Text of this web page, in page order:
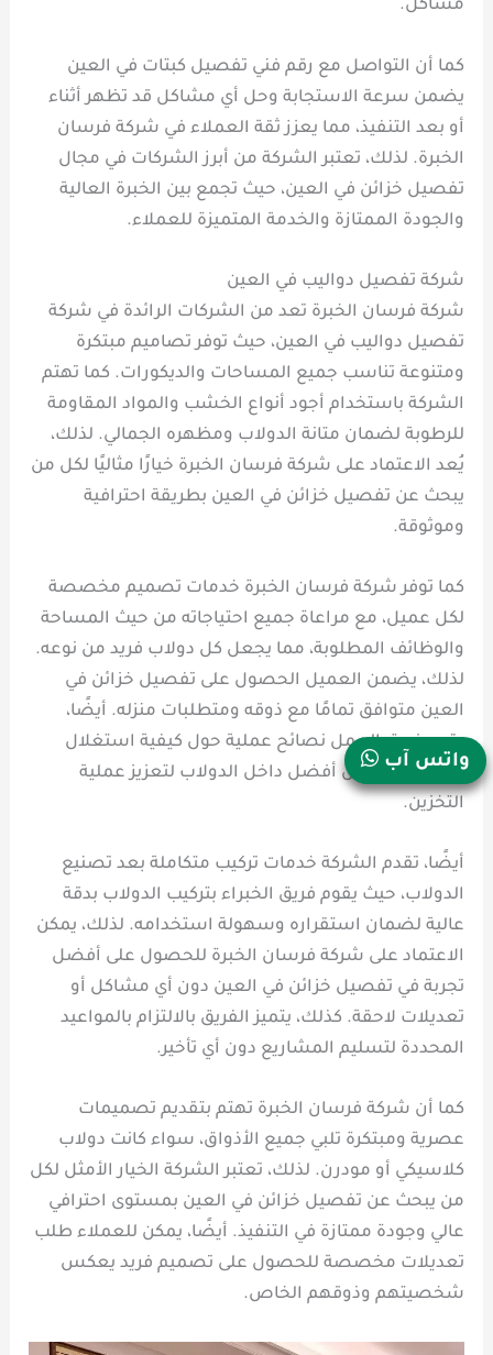
مشاكل.
كما أن التواصل مع رقم فني تفصيل كبتات في العين
يضمن سرعة الاستجابة وحل أي مشاكل قد تظهر أثناء
أو بعد التنفيذ، مما يعزز ثقة العملاء في شركة فرسان
الخبرة. لذلك، تعتبر الشركة من أبرز الشركات في مجال
تفصيل خزائن في العين، حيث تجمع بين الخبرة العالية
والجودة الممتازة والخدمة المتميزة للعملاء.
شركة تفصيل دواليب في العين
شركة فرسان الخبرة تعد من الشركات الرائدة في شركة
تفصيل دواليب في العين، حيث توفر تصاميم مبتكرة
ومتنوعة تناسب جميع المساحات والديكورات. كما تهتم
الشركة باستخدام أجود أنواع الخشب والمواد المقاومة
للرطوبة لضمان متانة الدولاب ومظهره الجمالي. لذلك،
يُعد الاعتماد على شركة فرسان الخبرة خيارًا مثاليًا لكل من
يبحث عن تفصيل خزائن في العين بطريقة احترافية
وموثوقة.
كما توفر شركة فرسان الخبرة خدمات تصميم مخصصة
لكل عميل، مع مراعاة جميع احتياجاته من حيث المساحة
والوظائف المطلوبة، مما يجعل كل دولاب فريد من نوعه.
لذلك، يضمن العميل الحصول على تفصيل خزائن في
العين متوافق تمامًا مع ذوقه ومتطلبات منزله. أيضًا،
يقدم فريق العمل نصائح عملية حول كيفية استغلال
المساحة بشكل أفضل داخل الدولاب لتعزيز عملية
التخزين.
أيضًا، تقدم الشركة خدمات تركيب متكاملة بعد تصنيع
الدولاب، حيث يقوم فريق الخبراء بتركيب الدولاب بدقة
عالية لضمان استقراره وسهولة استخدامه. لذلك، يمكن
الاعتماد على شركة فرسان الخبرة للحصول على أفضل
تجربة في تفصيل خزائن في العين دون أي مشاكل أو
تعديلات لاحقة. كذلك، يتميز الفريق بالالتزام بالمواعيد
المحددة لتسليم المشاريع دون أي تأخير.
كما أن شركة فرسان الخبرة تهتم بتقديم تصميمات
عصرية ومبتكرة تلبي جميع الأذواق، سواء كانت دولاب
كلاسيكي أو مودرن. لذلك، تعتبر الشركة الخيار الأمثل لكل
من يبحث عن تفصيل خزائن في العين بمستوى احترافي
عالي وجودة ممتازة في التنفيذ. أيضًا، يمكن للعملاء طلب
تعديلات مخصصة للحصول على تصميم فريد يعكس
شخصيتهم وذوقهم الخاص.
واتس آب